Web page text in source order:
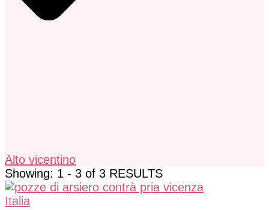
Alto vicentino
Showing: 1 - 3 of 3 RESULTS
Italia